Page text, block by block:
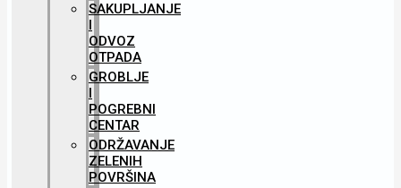
SAKUPLJANJE
I
ODVOZ
OTPADA
GROBLJE
I
POGREBNI
CENTAR
ODRŽAVANJE
ZELENIH
POVRŠINA